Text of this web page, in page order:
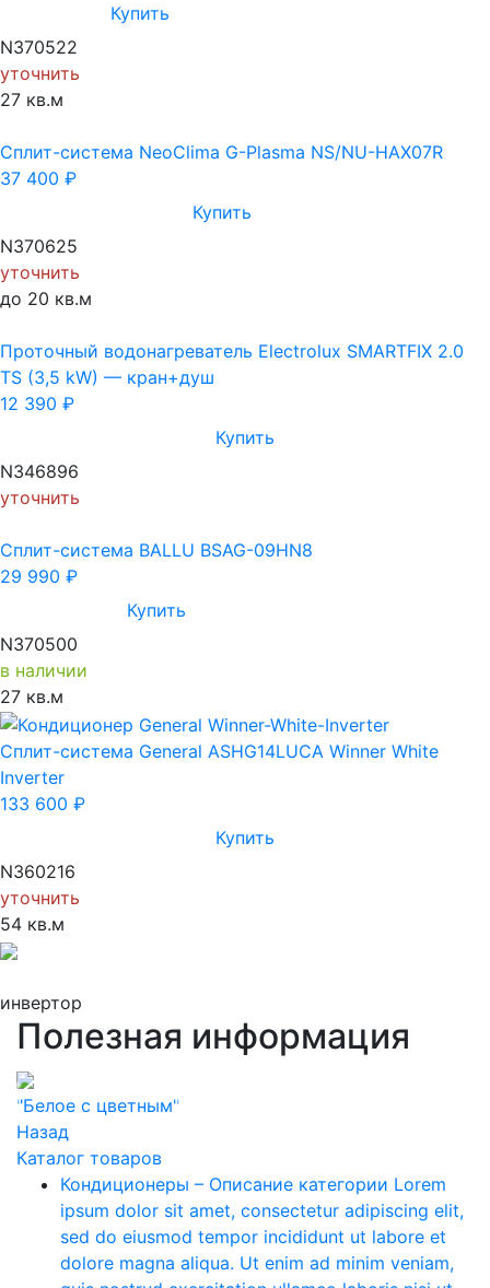
Каталог товаров
Кондиционеры – Описание категории Lorem
ipsum dolor sit amet, consectetur adipiscing elit,
sed do eiusmod tempor incididunt ut labore et
dolore magna aliqua. Ut enim ad minim veniam,
Купить
N370522
уточнить
27 кв.м
Cплит-система NeoClima G-Plasma NS/NU-HAX07R
37 400 ₽
Купить
N370625
уточнить
до 20 кв.м
Проточный водонагреватель Electrolux SMARTFIX 2.0
TS (3,5 kW) — кран+душ
12 390 ₽
Купить
N346896
уточнить
Cплит-система BALLU BSAG-09HN8
29 990 ₽
Купить
N370500
в наличии
27 кв.м
Сплит-система General ASHG14LUCA Winner White
Inverter
133 600 ₽
Купить
N360216
уточнить
54 кв.м
инвертор
Полезная информация
"Белое с цветным"
Previous
Назад